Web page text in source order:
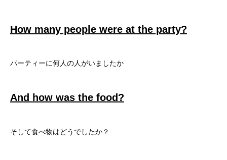
How many people were at the party?
パーティーに何人の人がいましたか
And how was the food?
そして食べ物はどうでしたか？